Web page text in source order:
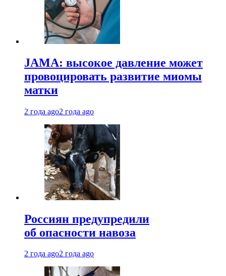
JAMA: высокое давление может
провоцировать развитие миомы
матки
2 года ago2 года ago
Россиян предупредили
об опасности навоза
2 года ago2 года ago